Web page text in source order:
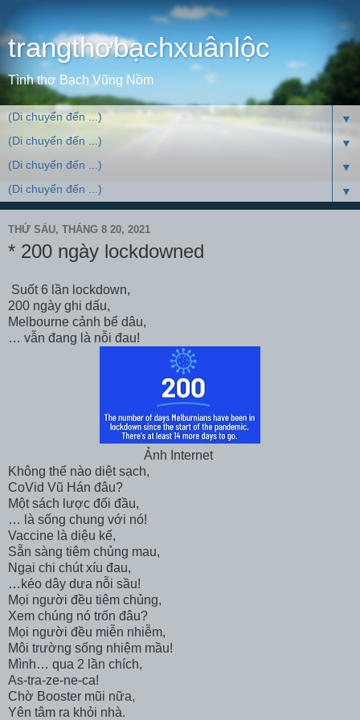
trangthơbạchxuânlộc
Tình thơ Bạch Vũng Nồm
▼
▼
▼
▼
THỨ SÁU, THÁNG 8 20, 2021
* 200 ngày lockdowned
Suốt 6 lần lockdown,
200 ngày ghi dấu,
Melbourne cảnh bể dâu,
… vẫn đang là nỗi đau!
Ảnh Internet
Không thể nào diệt sạch,
CoVid Vũ Hán đâu?
Một sách lược đối đầu,
… là sống chung với nó!
Vaccine là diệu kế,
Sẵn sàng tiêm chủng mau,
Ngại chi chút xíu đau,
…kéo dây dưa nỗi sầu!
Mọi người đều tiêm chủng,
Xem chúng nó trốn đâu?
Mọi người đều miễn nhiễm,
Môi trường sống nhiệm mầu!
Mình… qua 2 lần chích,
As-tra-ze-ne-ca!
Chờ Booster mũi nữa,
Yên tâm ra khỏi nhà.